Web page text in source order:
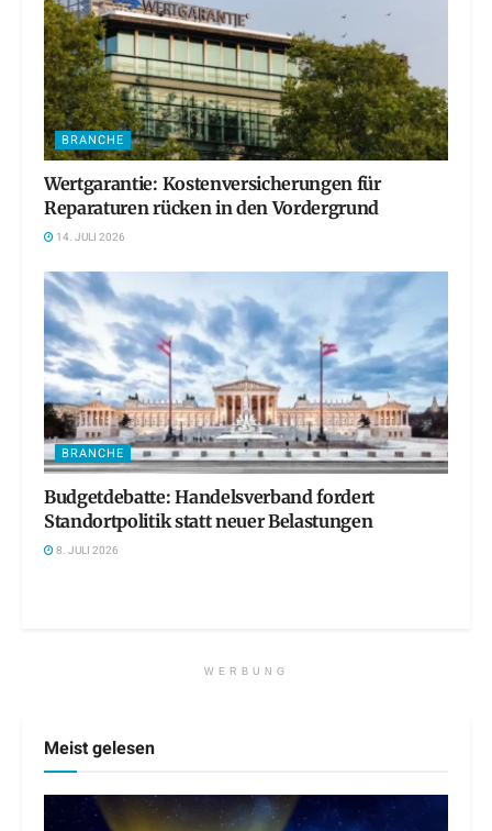
BRANCHE
Wertgarantie: Kostenversicherungen für
Reparaturen rücken in den Vordergrund
14. JULI 2026
BRANCHE
Budgetdebatte: Handelsverband fordert
Standortpolitik statt neuer Belastungen
8. JULI 2026
WERBUNG
Meist gelesen